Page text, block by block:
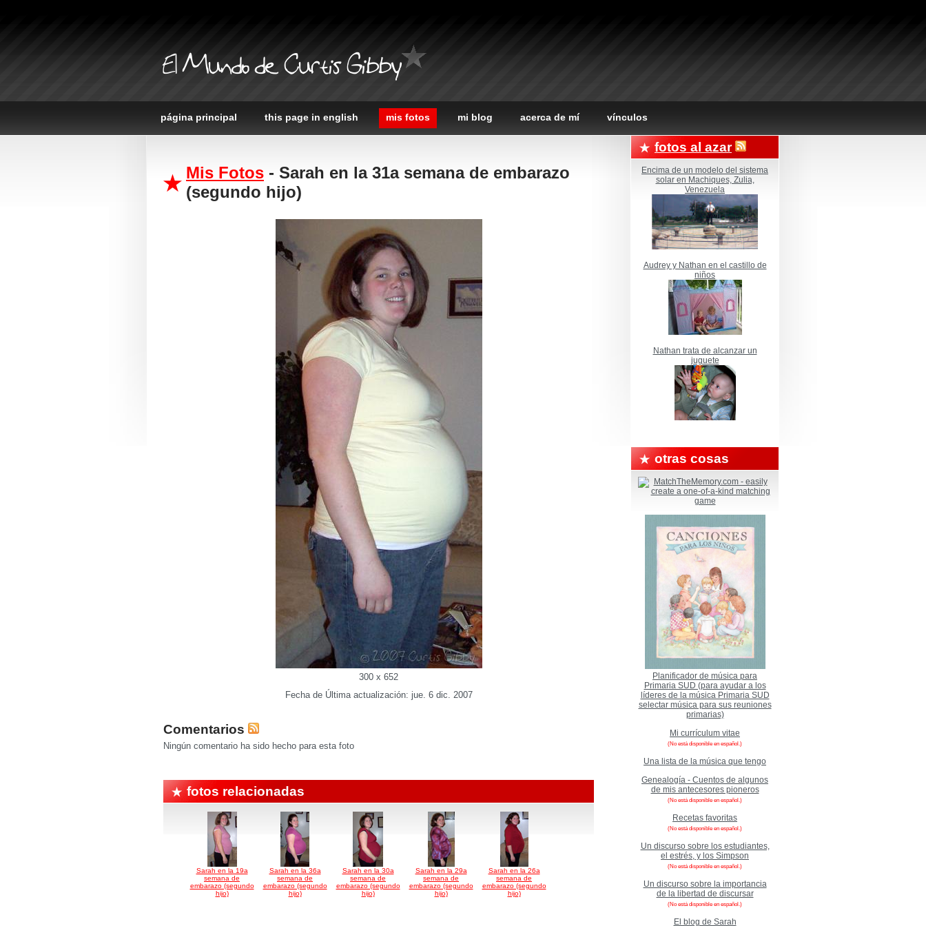
El Mundo de Curtis Gibby
página principal this page in english mis fotos mi blog acerca de mí vínculos
Mis Fotos - Sarah en la 31a semana de embarazo
(segundo hijo)
300 x 652
Fecha de Última actualización: jue. 6 dic. 2007
Comentarios
Ningún comentario ha sido hecho para esta foto
fotos relacionadas
Sarah en la 19a
semana de
embarazo (segundo
hijo)
Sarah en la 36a
semana de
embarazo (segundo
hijo)
Sarah en la 30a
semana de
embarazo (segundo
hijo)
Sarah en la 29a
semana de
embarazo (segundo
hijo)
Sarah en la 26a
semana de
embarazo (segundo
hijo)
fotos al azar
Encima de un modelo del sistema
solar en Machiques, Zulia,
Venezuela
Audrey y Nathan en el castillo de
niños
Nathan trata de alcanzar un
juguete
otras cosas
Planificador de música para
Primaria SUD (para ayudar a los
líderes de la música Primaria SUD
selectar música para sus reuniones
primarias)
Mi currículum vitae
(No está disponible en español.)
Una lista de la música que tengo
Genealogía - Cuentos de algunos
de mis antecesores pioneros
(No está disponible en español.)
Recetas favoritas
(No está disponible en español.)
Un discurso sobre los estudiantes,
el estrés, y los Simpson
(No está disponible en español.)
Un discurso sobre la importancia
de la libertad de discursar
(No está disponible en español.)
El blog de Sarah